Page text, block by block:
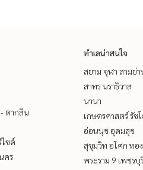
ตากสิน
ไซด์
คร
ทำเลน่าสนใจ
สยาม จุฬา สามย่า
สาทร นราธิวาส
นานา
เกษตรศาสตร์ รัช
อ่อนนุช อุดมสุข
สุขุมวิท อโศก ทอ
พระราม 9 เพชร